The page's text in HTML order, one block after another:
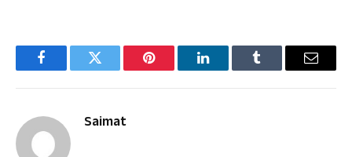
FacebookTwitter Pinterest LinkedInTumblr Email
Saimat